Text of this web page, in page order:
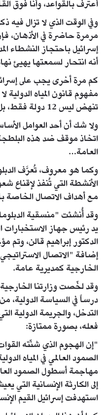
أعترف بالقواعد، وأنا فوق
وفي الوقت الذي لا تزال فيه
مرمرة حاضرة في الأذهان،
إسرائيل باحتجاز النشطاء
أنه انتحار لسمعتها يهيئ
كم مرة أخرى يجب على
مفهوم قانون المياه الدولية
تنهض ليس 12 دولة فقط، بل 120 دولة…
ولا شك أن أحد العوامل
اتخاذ موقف ضد هذه
العامة…
وكما هو معروف، تُعرَّف
الأنشطة التي تُنفذ لإقناع
مع أهداف الاتصال الخاصة
يد رئيس جهاز الاستخبارات
الدكتور إبراهيم قالن، وتم
إضافة "الاتصال
الخارجية كمديرية عامة.
وقد لخّصت وزارتنا
درساً في السياسة الدولية،
التدخل، والجريمة الدولية
فعله، بصورة ممتازة:
"إن الهجوم الذي شنّته
الصمود العالمي في المياه
مهاجمة أسطول الصمود
إلى الكارثة الإنسانية التي
استهدفت إسرائيل القيم